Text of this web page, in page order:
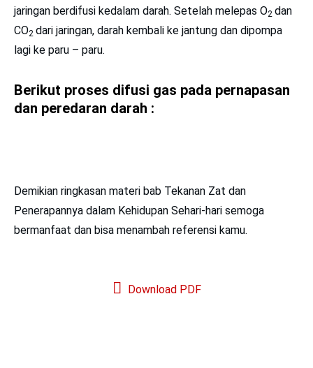
jaringan berdifusi kedalam darah. Setelah melepas O2 dan
CO2 dari jaringan, darah kembali ke jantung dan dipompa
lagi ke paru – paru.
Berikut proses difusi gas pada pernapasan
dan peredaran darah :
Demikian ringkasan materi bab Tekanan Zat dan
Penerapannya dalam Kehidupan Sehari-hari semoga
bermanfaat dan bisa menambah referensi kamu.
Download PDF